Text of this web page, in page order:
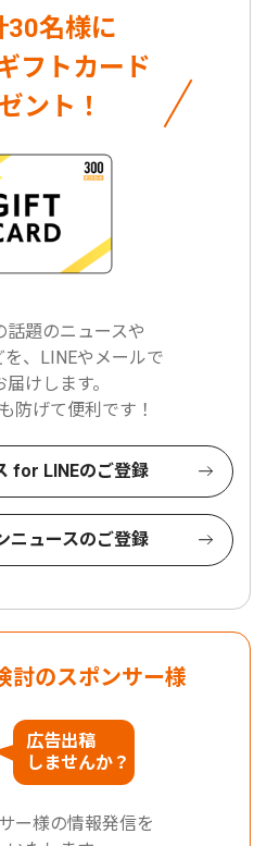
30名様に
フトカード
ント！
話題のニュースや
、LINEやメールで
けします。
防げて便利です！
for LINEのご登録
ニュースのご登録
討のスポンサー様
広告出稿
しませんか？
ー様の情報発信を